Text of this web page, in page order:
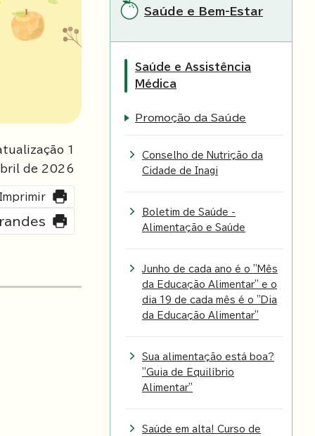
1
de 2026
Imprimir
Saúde e Bem-Estar
Saúde e Assistência
Médica
Promoção da Saúde
Conselho de Nutrição da
Cidade de Inagi
Boletim de Saúde -
Alimentação e Saúde
Junho de cada ano é o "Mês
da Educação Alimentar" e o
dia 19 de cada mês é o "Dia
da Educação Alimentar"
Sua alimentação está boa?
"Guia de Equilíbrio
Alimentar"
Saúde em alta! Curso de